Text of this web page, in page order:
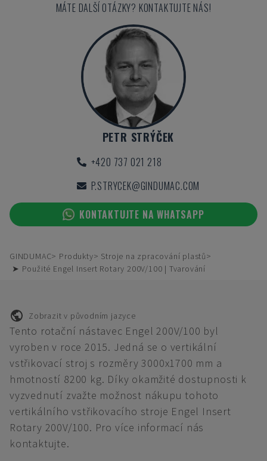
MÁTE DALŠÍ OTÁZKY? KONTAKTUJTE NÁS!
PETR STRÝČEK
+420 737 021 218
P.STRYCEK@GINDUMAC.COM
KONTAKTUJTE NA WHATSAPP
GINDUMAC Produkty
Stroje na zpracování plastů
➤ Použité Engel Insert Rotary 200V/100 | Tvarování
Zobrazit v původním jazyce
Tento rotační nástavec Engel 200V/100 byl
vyroben v roce 2015. Jedná se o vertikální
vstřikovací stroj s rozměry 3000x1700 mm a
hmotností 8200 kg. Díky okamžité dostupnosti k
vyzvednutí zvažte možnost nákupu tohoto
vertikálního vstřikovacího stroje Engel Insert
Rotary 200V/100. Pro více informací nás
kontaktujte.